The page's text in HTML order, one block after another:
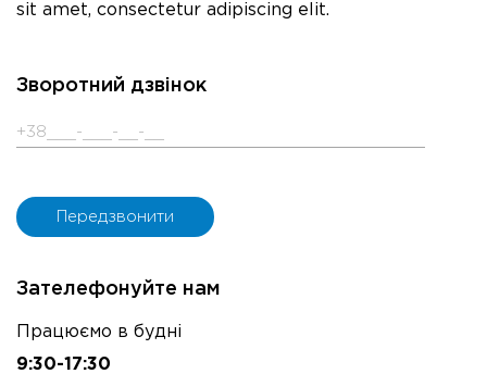
sit amet, consectetur adipiscing elit.
Зворотний дзвінок
Зателефонуйте нам
Працюємо в будні
9:30-17:30